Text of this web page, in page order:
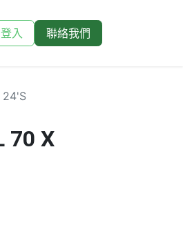
登入 聯絡我們
24'S
70 X